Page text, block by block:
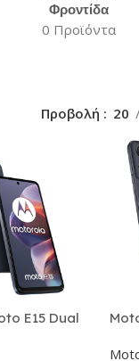
Φροντίδα
0 Προϊόντα
Προβολή 20
E15 Dual